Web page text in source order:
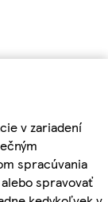
v zariadení
spracúvania
spravovať